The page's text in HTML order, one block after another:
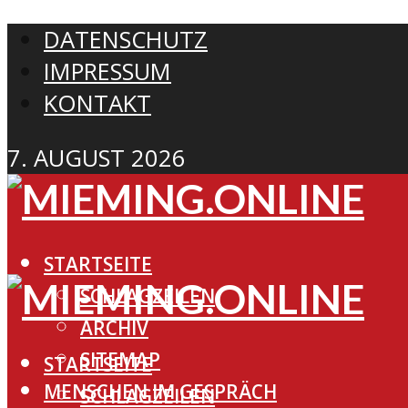
DATENSCHUTZ
IMPRESSUM
KONTAKT
7. AUGUST 2026
STARTSEITE
SCHLAGZEILEN
ARCHIV
SITEMAP
MENSCHEN IM GESPRÄCH
STARTSEITE
SCHLAGZEILEN